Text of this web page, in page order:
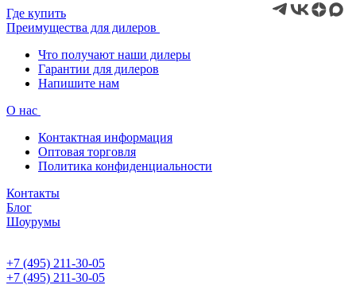
Где купить
Преимущества для дилеров
Что получают наши дилеры
Гарантии для дилеров
Напишите нам
О нас
Контактная информация
Оптовая торговля
Политика конфиденциальности
Контакты
Блог
Шоурумы
+7 (495) 211-30-05
+7 (495) 211-30-05